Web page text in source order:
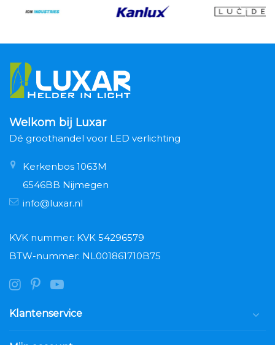
Welkom bij Luxar
Dé groothandel voor LED verlichting
Kerkenbos 1063M
6546BB Nijmegen
info@luxar.nl
KVK nummer: KVK 54296579
BTW-nummer: NL001861710B75
Klantenservice